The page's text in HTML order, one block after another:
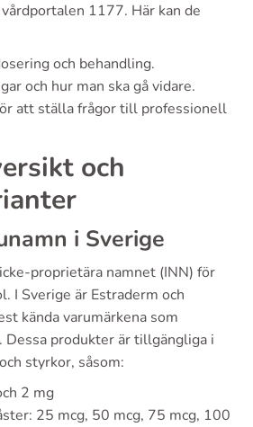
1177. Här kan de
och behandling.
och hur man ska gå vidare.
att ställa frågor till professionell
och
i Sverige
proprietära namnet (INN) för
I Sverige är Estraderm och
kända varumärkena som
produkter är tillgängliga i
styrkor, såsom:
2 mg
25 mcg, 50 mcg, 75 mcg, 100